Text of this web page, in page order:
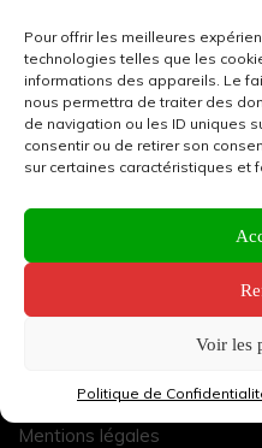
Pour offrir les meilleures
technologies telles que les
informations des appareils. Le
nous permettra de traiter des
de navigation ou les ID uniques
consentir ou de retirer son
sur certaines caractéristiques et
Voir les
Politique de
OVS NÎMES : Site web média
Devenir Partenaire
Mentions légales